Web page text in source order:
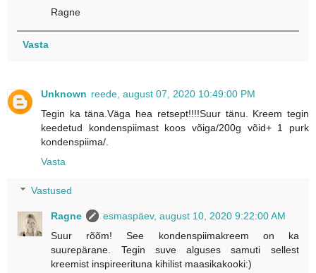
Ragne
Vasta
Unknown reede, august 07, 2020 10:49:00 PM
Tegin ka täna.Väga hea retsept!!!!Suur tänu. Kreem tegin
keedetud kondenspiimast koos võiga/200g võid+ 1 purk
kondenspiima/.
Vasta
Vastused
Ragne
esmaspäev, august 10, 2020 9:22:00 AM
Suur rõõm! See kondenspiimakreem on ka
suurepärane. Tegin suve alguses samuti sellest
kreemist inspireerituna kihilist maasikakooki:)